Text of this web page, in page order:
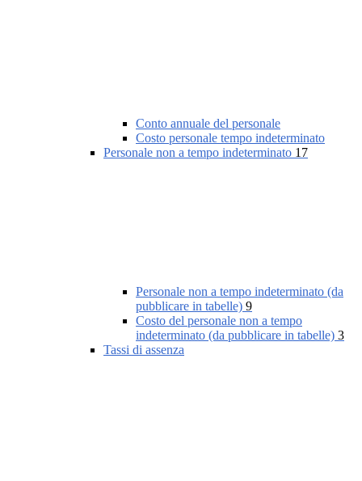
Conto annuale del personale
Costo personale tempo indeterminato
Personale non a tempo indeterminato 17
Personale non a tempo indeterminato (da
pubblicare in tabelle) 9
Costo del personale non a tempo
indeterminato (da pubblicare in tabelle) 3
Tassi di assenza